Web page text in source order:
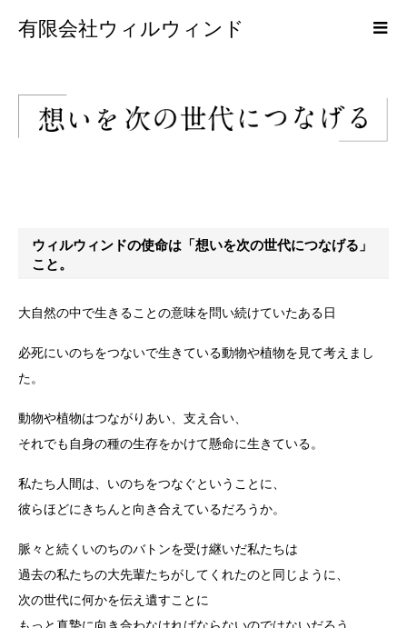
有限会社ウィルウィンド
ウィルウィンドの使命は「想いを次の世代につなげる」
こと。
大自然の中で生きることの意味を問い続けていたある日
必死にいのちをつないで生きている動物や植物を見て考えまし
た。
動物や植物はつながりあい、支え合い、
それでも自身の種の生存をかけて懸命に生きている。
私たち人間は、いのちをつなぐということに、
彼らほどにきちんと向き合えているだろうか。
脈々と続くいのちのバトンを受け継いだ私たちは
過去の私たちの大先輩たちがしてくれたのと同じように、
次の世代に何かを伝え遺すことに
もっと真摯に向き合わなければならないのではないだろう